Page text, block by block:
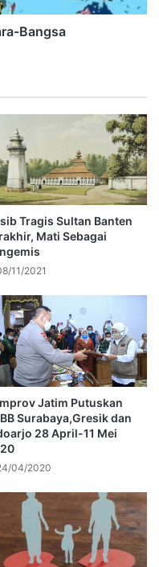
Bangsa
Tragis Sultan Banten
Mati Sebagai
11/2021
Jatim Putuskan
Surabaya,Gresik dan
28 April-11 Mei
04/2020